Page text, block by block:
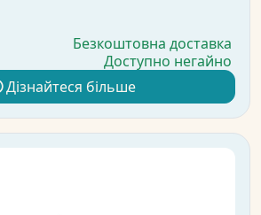
Безкоштовна доставка
Доступно негайно
Дізнайтеся більше